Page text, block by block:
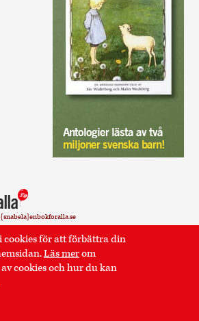
cookies för att förbättra din
Läs merom
cookies och hur du kan
Antologier lästa av två
miljoner svenska barn!
6 114 57